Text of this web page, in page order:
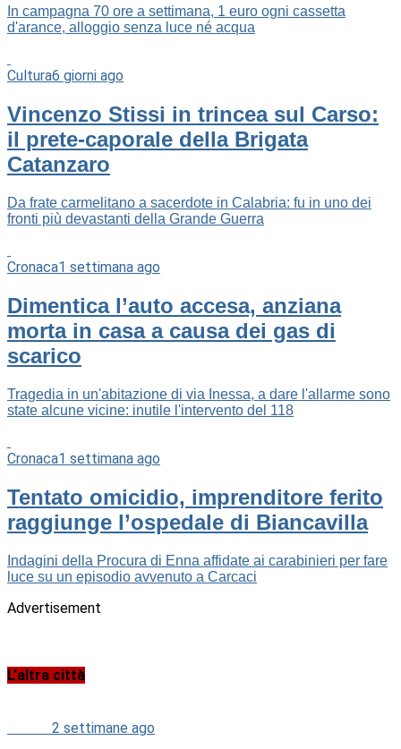
In campagna 70 ore a settimana, 1 euro ogni cassetta
d'arance, alloggio senza luce né acqua
Cultura6 giorni ago
Vincenzo Stissi in trincea sul Carso:
il prete-caporale della Brigata
Catanzaro
Da frate carmelitano a sacerdote in Calabria: fu in uno dei
fronti più devastanti della Grande Guerra
Cronaca1 settimana ago
Dimentica l’auto accesa, anziana
morta in casa a causa dei gas di
scarico
Tragedia in un'abitazione di via Inessa, a dare l'allarme sono
state alcune vicine: inutile l'intervento del 118
Cronaca1 settimana ago
Tentato omicidio, imprenditore ferito
raggiunge l’ospedale di Biancavilla
Indagini della Procura di Enna affidate ai carabinieri per fare
luce su un episodio avvenuto a Carcaci
Advertisement
L’altra città
2 settimane ago